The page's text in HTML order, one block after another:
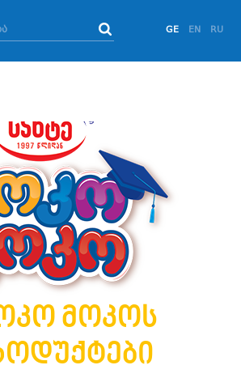
GE EN RU
მოკოს